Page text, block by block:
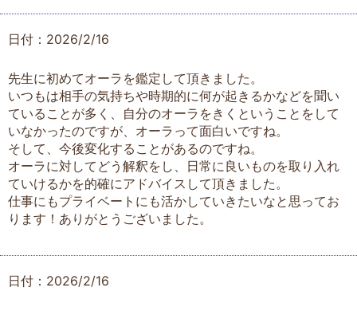
日付：2026/2/16
先生に初めてオーラを鑑定して頂きました。
いつもは相手の気持ちや時期的に何が起きるかなどを聞い
ていることが多く、自分のオーラをきくということをして
いなかったのですが、オーラって面白いですね。
そして、今後変化することがあるのですね。
オーラに対してどう解釈をし、日常に良いものを取り入れ
ていけるかを的確にアドバイスして頂きました。
仕事にもプライベートにも活かしていきたいなと思ってお
ります！ありがとうございました。
日付：2026/2/16